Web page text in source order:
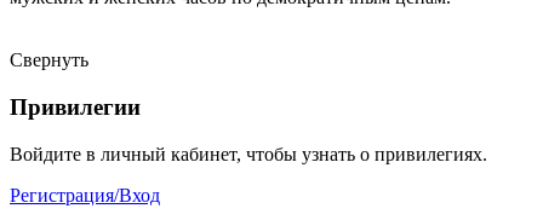
Свернуть
Привилегии
Войдите в личный кабинет, чтобы узнать о привилегиях.
Регистрация/Вход